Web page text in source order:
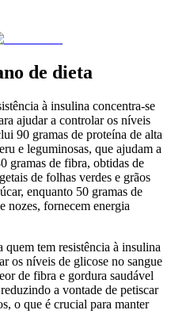
de dieta
à insulina concentra-se
ajudar a controlar os níveis
90 gramas de proteína de alta
e leguminosas, que ajudam a
gramas de fibra, obtidas de
de folhas verdes e grãos
enquanto 50 gramas de
nozes, fornecem energia
tem resistência à insulina
os níveis de glicose no sangue
de fibra e gordura saudável
a vontade de petiscar
o que é crucial para manter